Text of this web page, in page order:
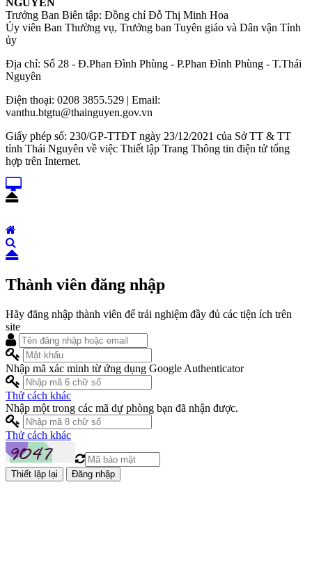
NGUYÊN
Trưởng Ban Biên tập: Đồng chí Đỗ Thị Minh Hoa
Ủy viên Ban Thường vụ, Trưởng ban Tuyên giáo và Dân vận Tỉnh
ủy
Địa chỉ: Số 28 - Đ.Phan Đình Phùng - P.Phan Đình Phùng - T.Thái
Nguyên
Điện thoại: 0208 3855.529 | Email:
vanthu.btgtu@thainguyen.gov.vn
Giấy phép số: 230/GP-TTĐT ngày 23/12/2021 của Sở TT & TT
tỉnh Thái Nguyên về việc Thiết lập Trang Thông tin điện tử tổng
hợp trên Internet.
Thành viên đăng nhập
Hãy đăng nhập thành viên để trải nghiệm đầy đủ các tiện ích trên
site
Nhập mã xác minh từ ứng dụng Google Authenticator
Thử cách khác
Nhập một trong các mã dự phòng bạn đã nhận được.
Thử cách khác
Đăng nhập